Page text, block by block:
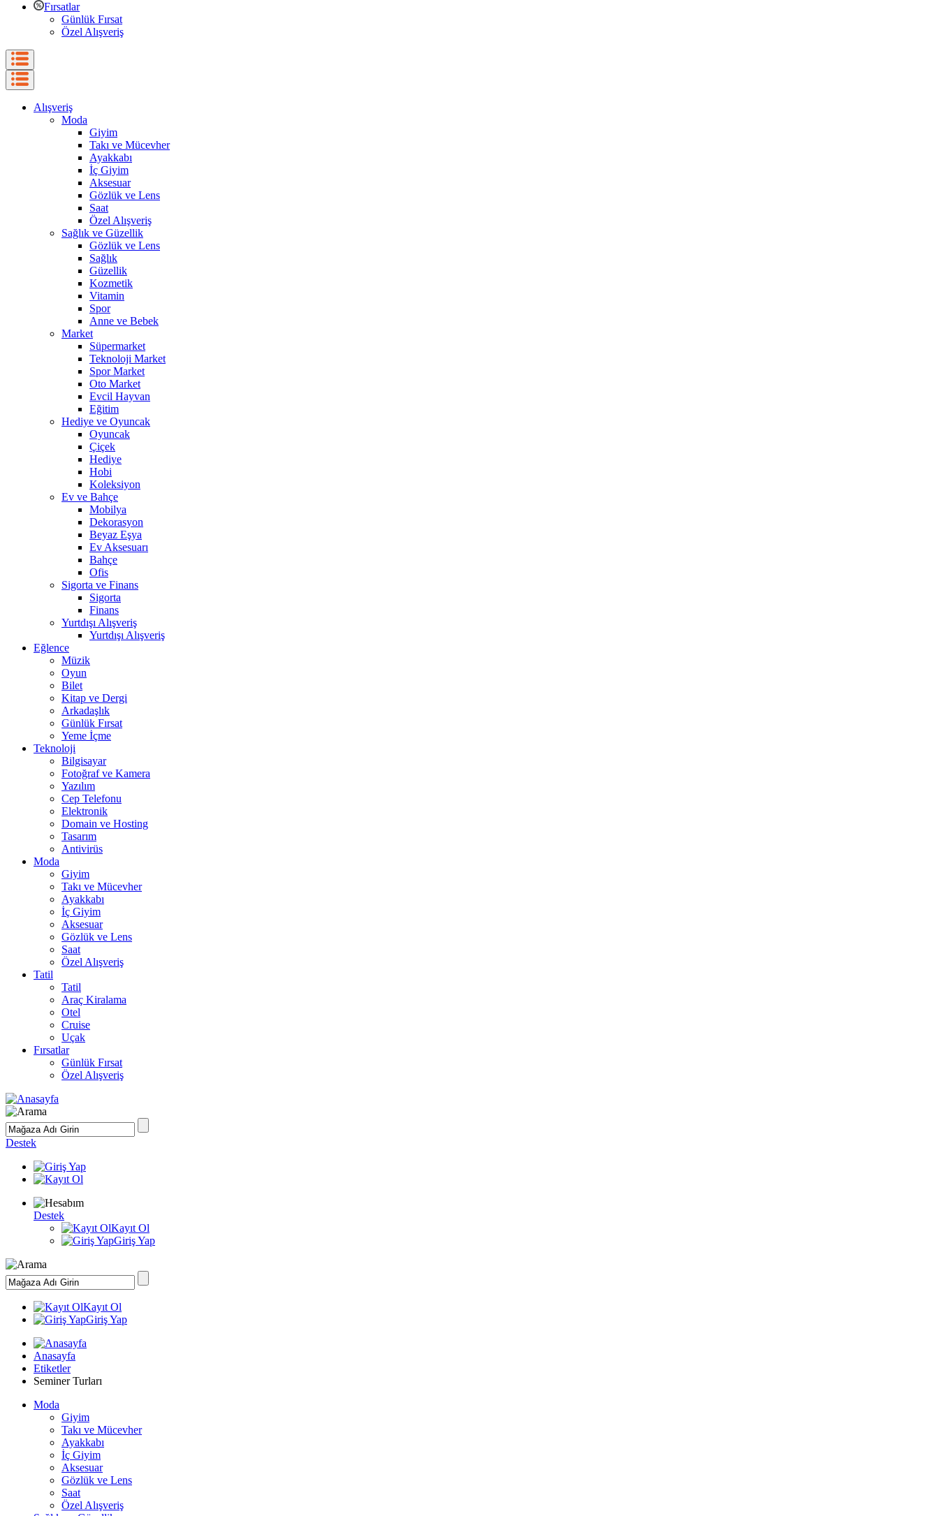
Fırsatlar
Günlük Fırsat
Özel Alışveriş
Alışveriş
Moda
Giyim
Takı ve Mücevher
Ayakkabı
İç Giyim
Aksesuar
Gözlük ve Lens
Saat
Özel Alışveriş
Sağlık ve Güzellik
Gözlük ve Lens
Sağlık
Güzellik
Kozmetik
Vitamin
Spor
Anne ve Bebek
Market
Süpermarket
Teknoloji Market
Spor Market
Oto Market
Evcil Hayvan
Eğitim
Hediye ve Oyuncak
Oyuncak
Çiçek
Hediye
Hobi
Koleksiyon
Ev ve Bahçe
Mobilya
Dekorasyon
Beyaz Eşya
Ev Aksesuarı
Bahçe
Ofis
Sigorta ve Finans
Sigorta
Finans
Yurtdışı Alışveriş
Yurtdışı Alışveriş
Eğlence
Müzik
Oyun
Bilet
Kitap ve Dergi
Arkadaşlık
Günlük Fırsat
Yeme İçme
Teknoloji
Bilgisayar
Fotoğraf ve Kamera
Yazılım
Cep Telefonu
Elektronik
Domain ve Hosting
Tasarım
Antivirüs
Moda
Giyim
Takı ve Mücevher
Ayakkabı
İç Giyim
Aksesuar
Gözlük ve Lens
Saat
Özel Alışveriş
Tatil
Tatil
Araç Kiralama
Otel
Cruise
Uçak
Fırsatlar
Günlük Fırsat
Özel Alışveriş
Destek
Destek
Kayıt Ol
Giriş Yap
Kayıt Ol
Giriş Yap
Anasayfa
Etiketler
Seminer Turları
Moda
Giyim
Takı ve Mücevher
Ayakkabı
İç Giyim
Aksesuar
Gözlük ve Lens
Saat
Özel Alışveriş